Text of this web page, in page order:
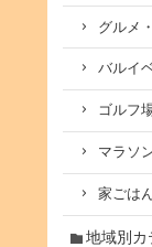
グルメ
バルイ
ゴルフ
マラソ
家ごは
地域別カ